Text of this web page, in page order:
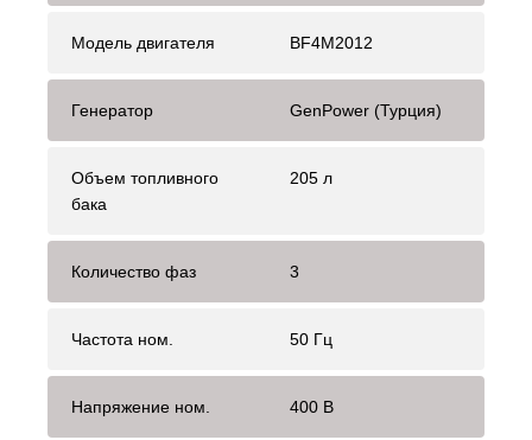
Модель двигателя BF4M2012
Генератор GenPower (Турция)
Объем топливного
бака
205 л
Количество фаз 3
Частота ном. 50 Гц
Напряжение ном. 400 В